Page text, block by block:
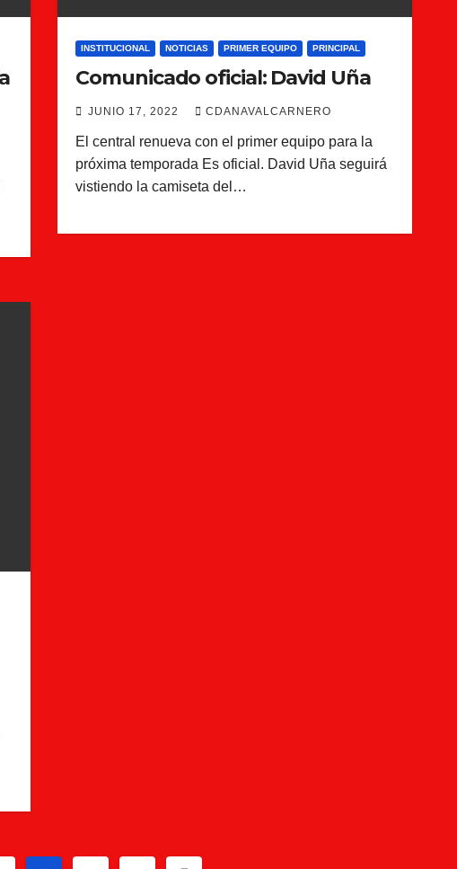
INSTITUCIONAL NOTICIAS PRIMER EQUIPO PRINCIPAL
Comunicado oficial: David Uña
JUNIO 17, 2022 CDANAVALCARNERO
El central renueva con el primer equipo para la
próxima temporada Es oficial. David Uña seguirá
vistiendo la camiseta del…